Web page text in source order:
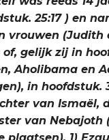
25:17 ) en
vrouwen (Judith
of, gelijk zij in
Aholibama en
in hoofdstuk.
van Ismaël,
van Nebajoth